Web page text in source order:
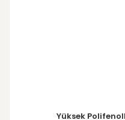
Yüksek